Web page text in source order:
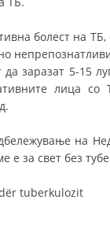
болест на
заразат 5-15
лица
на
е за свет без
tuberkulozit